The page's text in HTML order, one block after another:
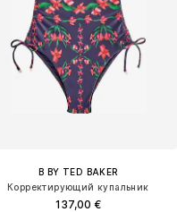
B BY TED BAKER
Корректирующий купальник
137,00 €